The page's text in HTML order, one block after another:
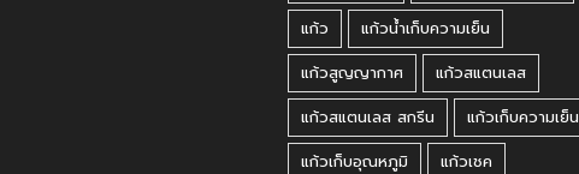
แก้ว
แก้วน้ำเก็บความเย็น
แก้วสูญญากาศ
แก้วสแตนเลส
แก้วสแตนเลส สกรีน
แก้วเก็บความเย็น
แก้วเก็บอุณหภูมิ
แก้วเชค